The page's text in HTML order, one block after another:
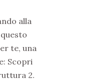
alla
te, una
Scopri
2.